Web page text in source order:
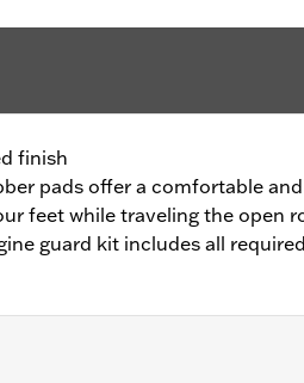
finish
pads offer a comfortable
feet while traveling the open
guard kit includes all